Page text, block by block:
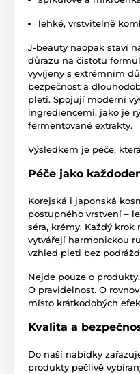
lehké, vrstvitelně
J-beauty naopak staví
důrazu na čistotu
vyvíjeny s extrémním
bezpečnost a
pleti. Spojují moderní
ingrediencemi, jako je
fermentované extrakty.
Výsledkem je péče,
Péče jako
Korejská i japonská
postupného vrstvení –
séra, krémy. Každý
vytvářejí harmonickou
vzhled pleti bez
Nejde pouze o
O pravidelnost. O
místo krátkodobých
Kvalita a
Do naší nabídky
produkty pečlivě